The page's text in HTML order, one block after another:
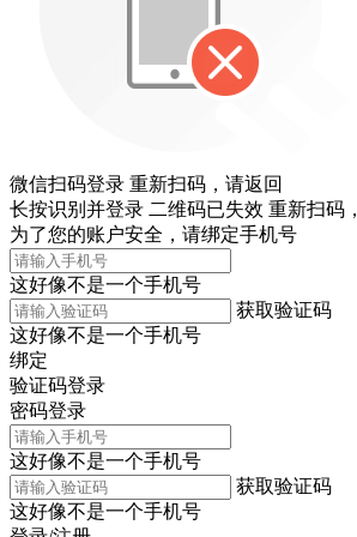
微信扫码登录 重新扫码， 请返回
长按识别并登录 二维码已失效 重新扫码，
为了您的账户安全，请绑定手机号
这好像不是一个手机号
获取验证码
这好像不是一个手机号
绑定
验证码登录
密码登录
这好像不是一个手机号
获取验证码
这好像不是一个手机号